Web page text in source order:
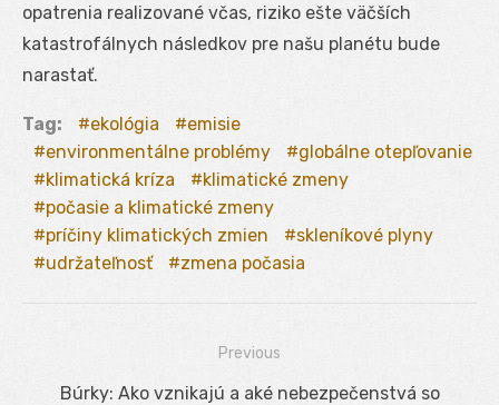
opatrenia realizované včas, riziko ešte väčších
katastrofálnych následkov pre našu planétu bude
narastať.
Tag: ekológia
emisie
environmentálne problémy
globálne otepľovanie
klimatická kríza
klimatické zmeny
počasie a klimatické zmeny
príčiny klimatických zmien
skleníkové plyny
udržateľnosť
zmena počasia
Navigácia
Previous
Previous
Búrky: Ako vznikajú a aké nebezpečenstvá so